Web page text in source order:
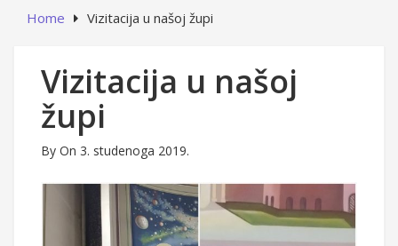
Home Vizitacija u našoj župi
Vizitacija u našoj
župi
By On 3. studenoga 2019.